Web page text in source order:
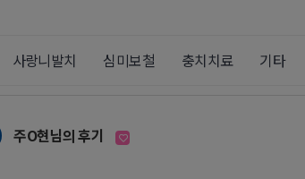
사랑니발치 심미보철 충치치료 기타
주O현님의 후기